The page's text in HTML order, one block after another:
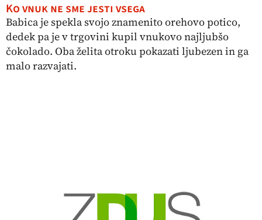
Ko vnuk ne sme jesti vsega
Babica je spekla svojo znamenito orehovo potico,
dedek pa je v trgovini kupil vnukovo najljubšo
čokolado. Oba želita otroku pokazati ljubezen in ga
malo razvajati.